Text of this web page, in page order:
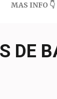
MAS INFO 👇
DE